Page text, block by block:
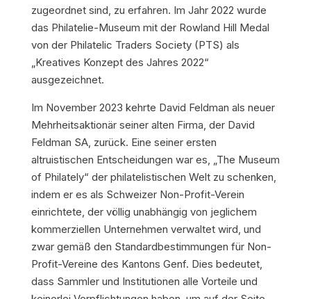
zugeordnet sind, zu erfahren. Im Jahr 2022 wurde
das Philatelie-Museum mit der Rowland Hill Medal
von der Philatelic Traders Society (PTS) als
„Kreatives Konzept des Jahres 2022“
ausgezeichnet.
Im November 2023 kehrte David Feldman als neuer
Mehrheitsaktionär seiner alten Firma, der David
Feldman SA, zurück. Eine seiner ersten
altruistischen Entscheidungen war es, „The Museum
of Philately“ der philatelistischen Welt zu schenken,
indem er es als Schweizer Non-Profit-Verein
einrichtete, der völlig unabhängig von jeglichem
kommerziellen Unternehmen verwaltet wird, und
zwar gemäß den Standardbestimmungen für Non-
Profit-Vereine des Kantons Genf. Dies bedeutet,
dass Sammler und Institutionen alle Vorteile und